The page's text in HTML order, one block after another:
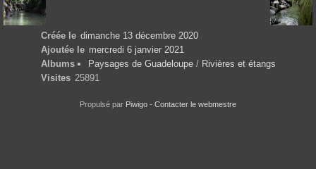
Créée le dimanche 13 décembre 2020
Ajoutée le mercredi 6 janvier 2021
Albums
Paysages de Guadeloupe / Rivières et étangs
Visites 25891
Propulsé par Piwigo - Contacter le webmestre